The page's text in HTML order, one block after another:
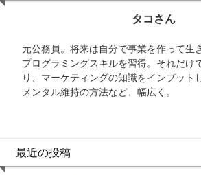
タコさん
元公務員。将来は自分で事業を作って生
プログラミングスキルを習得。それだけ
り、マーケティングの知識をインプット
メンタル維持の方法など、幅広く。
最近の投稿